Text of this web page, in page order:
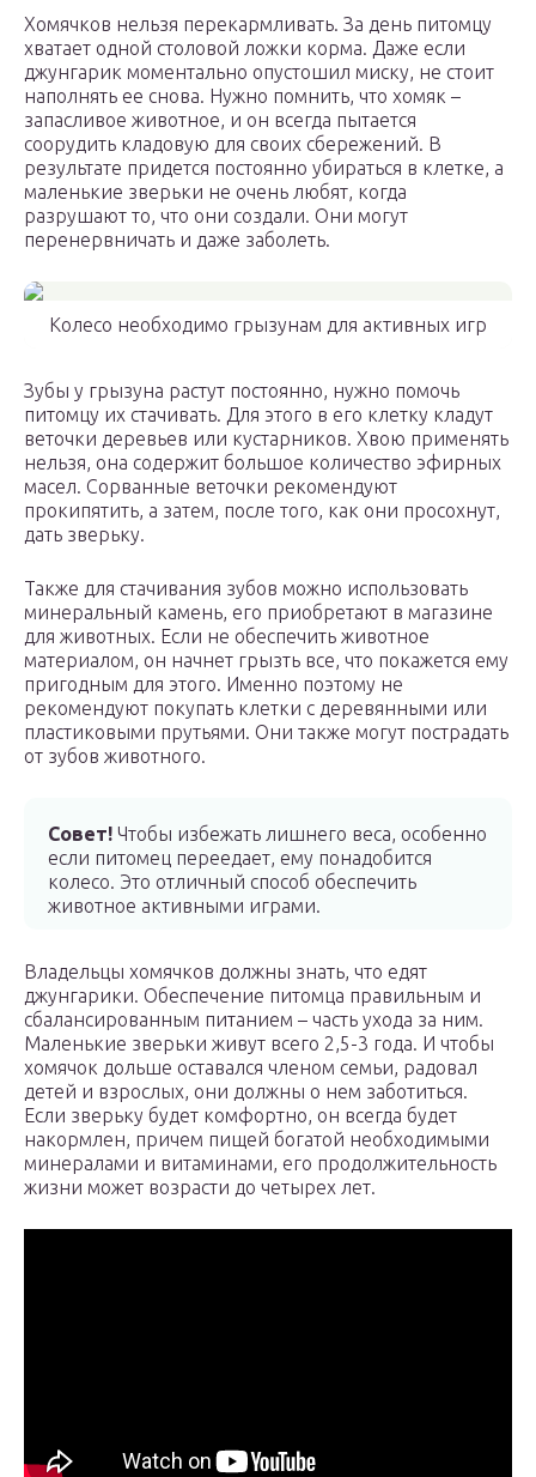
Хомячков нельзя перекармливать. За день питомцу
хватает одной столовой ложки корма. Даже если
джунгарик моментально опустошил миску, не стоит
наполнять ее снова. Нужно помнить, что хомяк –
запасливое животное, и он всегда пытается
соорудить кладовую для своих сбережений. В
результате придется постоянно убираться в клетке, а
маленькие зверьки не очень любят, когда
разрушают то, что они создали. Они могут
перенервничать и даже заболеть.
Колесо необходимо грызунам для активных игр
Зубы у грызуна растут постоянно, нужно помочь
питомцу их стачивать. Для этого в его клетку кладут
веточки деревьев или кустарников. Хвою применять
нельзя, она содержит большое количество эфирных
масел. Сорванные веточки рекомендуют
прокипятить, а затем, после того, как они просохнут,
дать зверьку.
Также для стачивания зубов можно использовать
минеральный камень, его приобретают в магазине
для животных. Если не обеспечить животное
материалом, он начнет грызть все, что покажется ему
пригодным для этого. Именно поэтому не
рекомендуют покупать клетки с деревянными или
пластиковыми прутьями. Они также могут пострадать
от зубов животного.
Совет! Чтобы избежать лишнего веса, особенно
если питомец переедает, ему понадобится
колесо. Это отличный способ обеспечить
животное активными играми.
Владельцы хомячков должны знать, что едят
джунгарики. Обеспечение питомца правильным и
сбалансированным питанием – часть ухода за ним.
Маленькие зверьки живут всего 2,5-3 года. И чтобы
хомячок дольше оставался членом семьи, радовал
детей и взрослых, они должны о нем заботиться.
Если зверьку будет комфортно, он всегда будет
накормлен, причем пищей богатой необходимыми
минералами и витаминами, его продолжительность
жизни может возрасти до четырех лет.